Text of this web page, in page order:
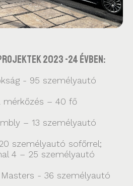
2023 -24 évben:
- 95 személyautó
mérkőzés – 40 fő
– 13 személyautó
személyautó sofőrrel;
4 – 25 személyautó
- 36 személyautó